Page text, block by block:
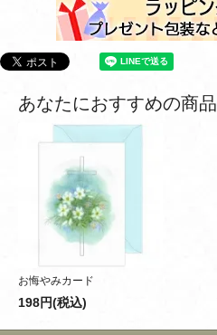
あなたにおすすめの商品
お悔やみカード
198円(税込)